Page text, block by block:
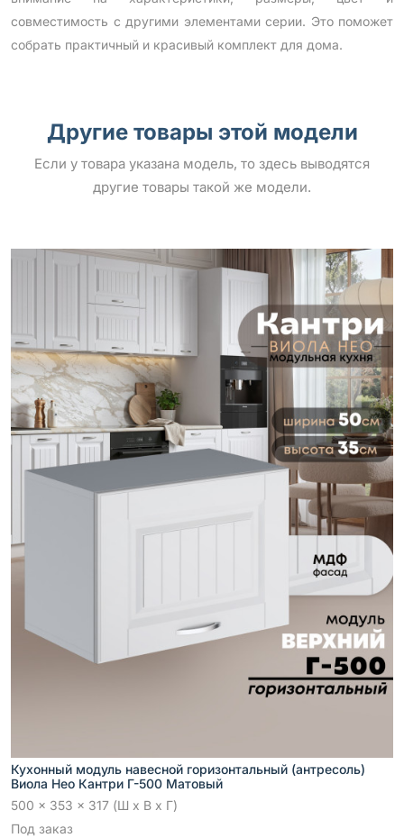
совместимость с другими элементами серии. Это поможет
собрать практичный и красивый комплект для дома.
Другие товары этой модели
Если у товара указана модель, то здесь выводятся
другие товары такой же модели.
Кухонный модуль навесной горизонтальный (антресоль)
Виола Нео Кантри Г-500 Матовый
500 x 353 x 317 (Ш x В x Г)
Под заказ